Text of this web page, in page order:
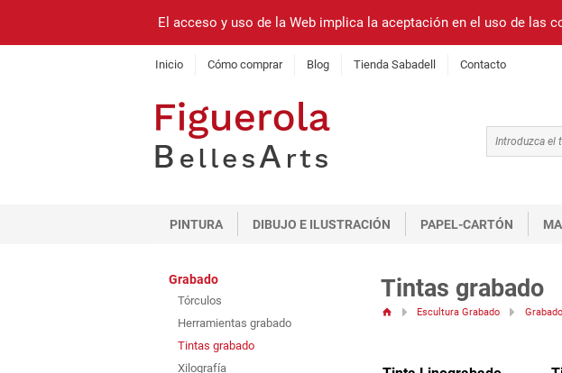
El acceso y uso de la Web implica la aceptación en el uso de las
Inicio Cómo comprar Blog Tienda Sabadell Contacto
PINTURA DIBUJO E ILUSTRACIÓN PAPEL-CARTÓN
Grabado
Tórculos
Herramientas grabado
Tintas grabado
Xilografía
Tintas grabado
Escultura Grabado Grabado